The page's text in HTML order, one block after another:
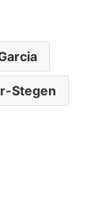
Stegen